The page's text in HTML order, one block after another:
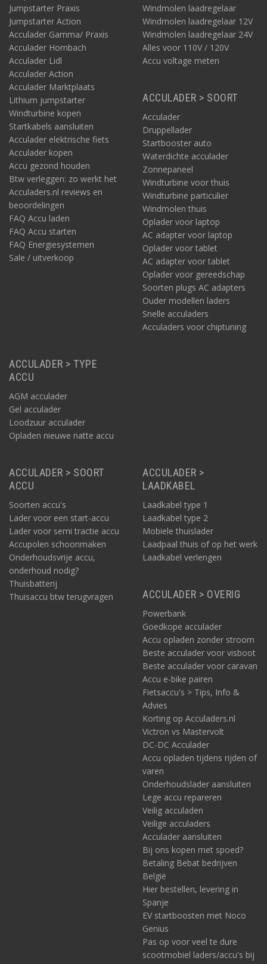
Jumpstarter Praxis
Jumpstarter Action
Acculader Gamma/ Praxis
Acculader Hornbach
Acculader Lidl
Acculader Action
Acculader Marktplaats
Lithium jumpstarter
Windturbine kopen
Startkabels aansluiten
Acculader elektrische fiets
Acculader kopen
Accu gezond houden
Btw verleggen: zo werkt het
Acculaders.nl reviews en
beoordelingen
FAQ Accu laden
FAQ Accu starten
FAQ Energiesystemen
Sale / uitverkoop
Windmolen laadregelaar
Windmolen laadregelaar 12V
Windmolen laadregelaar 24V
Alles voor 110V / 120V
Accu voltage meten
ACCULADER > SOORT
Acculader
Druppellader
Startbooster auto
Waterdichte acculader
Zonnepaneel
Windturbine voor thuis
Windturbine particulier
Windmolen thuis
Oplader voor laptop
AC adapter voor laptop
Oplader voor tablet
AC adapter voor tablet
Oplader voor gereedschap
Soorten plugs AC adapters
Ouder modellen laders
Snelle acculaders
Acculaders voor chiptuning
ACCULADER > TYPE
ACCU
AGM acculader
Gel acculader
Loodzuur acculader
Opladen nieuwe natte accu
ACCULADER > SOORT
ACCU
Soorten accu's
Lader voor een start-accu
Lader voor semi tractie accu
Accupolen schoonmaken
Onderhoudsvrije accu,
onderhoud nodig?
Thuisbatterij
Thuisaccu btw terugvragen
ACCULADER >
LAADKABEL
Laadkabel type 1
Laadkabel type 2
Mobiele thuislader
Laadpaal thuis of op het werk
Laadkabel verlengen
ACCULADER > OVERIG
Powerbank
Goedkope acculader
Accu opladen zonder stroom
Beste acculader voor visboot
Beste acculader voor caravan
Accu e-bike pairen
Fietsaccu's > Tips, Info &
Advies
Korting op Acculaders.nl
Victron vs Mastervolt
DC-DC Acculader
Accu opladen tijdens rijden of
varen
Onderhoudslader aansluiten
Lege accu repareren
Veilig acculaden
Veilige acculaders
Acculader aansluiten
Bij ons kopen met spoed?
Betaling Bebat bedrijven
België
Hier bestellen, levering in
Spanje
EV startboosten met Noco
Genius
Pas op voor veel te dure
scootmobiel laders/accu's bij